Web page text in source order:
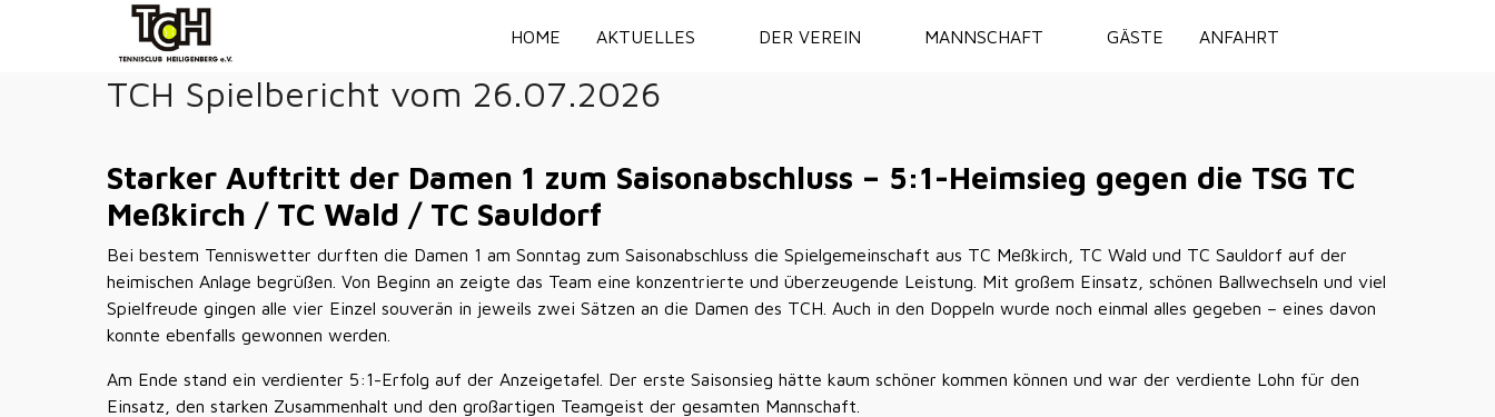
HOME AKTUELLES DER VEREIN MANNSCHAFT GÄSTE ANFAHRT
TCH Spielbericht vom 26.07.2026
Starker Auftritt der Damen 1 zum Saisonabschluss – 5:1-Heimsieg gegen die TSG TC
Meßkirch / TC Wald / TC Sauldorf
Bei bestem Tenniswetter durften die Damen 1 am Sonntag zum Saisonabschluss die Spielgemeinschaft aus TC Meßkirch, TC Wald und TC Sauldorf auf der
heimischen Anlage begrüßen. Von Beginn an zeigte das Team eine konzentrierte und überzeugende Leistung. Mit großem Einsatz, schönen Ballwechseln und viel
Spielfreude gingen alle vier Einzel souverän in jeweils zwei Sätzen an die Damen des TCH. Auch in den Doppeln wurde noch einmal alles gegeben – eines davon
konnte ebenfalls gewonnen werden.
Am Ende stand ein verdienter 5:1-Erfolg auf der Anzeigetafel. Der erste Saisonsieg hätte kaum schöner kommen können und war der verdiente Lohn für den
Einsatz, den starken Zusammenhalt und den großartigen Teamgeist der gesamten Mannschaft.